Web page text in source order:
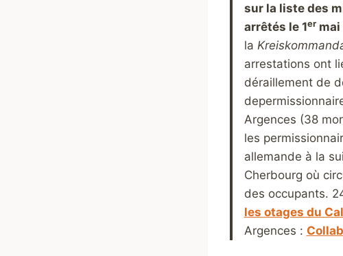
sur la liste des
arrêtés le 1ermai
la
arrestations ont
déraillement de
de
Argences (38
les
allemande à la
Cherbourg où
des occupants.
les otages du
Argences :